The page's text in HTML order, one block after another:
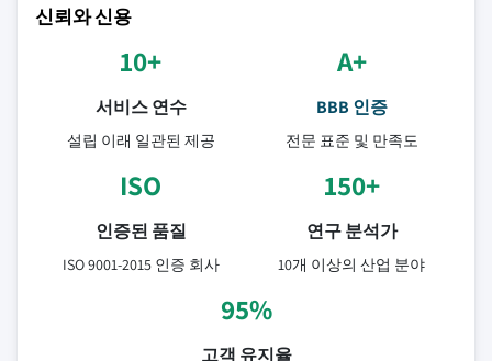
신뢰와 신용
10+
서비스 연수
설립 이래 일관된 제공
A+
BBB 인증
전문 표준 및 만족도
ISO
인증된 품질
ISO 9001-2015 인증 회사
150+
연구 분석가
10개 이상의 산업 분야
95%
고객 유지율